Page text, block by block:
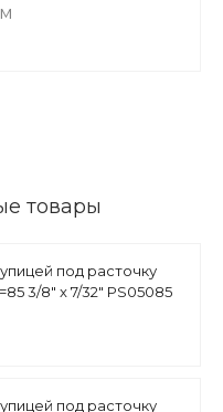
товары
под расточку
3/8" x 7/32" PS05085
под расточку